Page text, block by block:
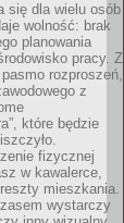
się dla wielu osób
wolność: brak
planowania
pracy. Z
rozproszeń,
z
które będzie
fizycznej
w kawalerce,
mieszkania.
wystarczy